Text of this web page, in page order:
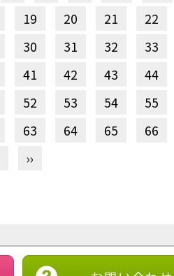
19 20 21 22
30 31 32 33
41 42 43 44
52 53 54 55
63 64 65 66
››